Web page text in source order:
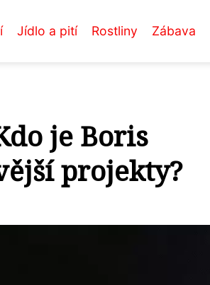
Jídlo a pití Rostliny Zábava
je Boris
projekty?